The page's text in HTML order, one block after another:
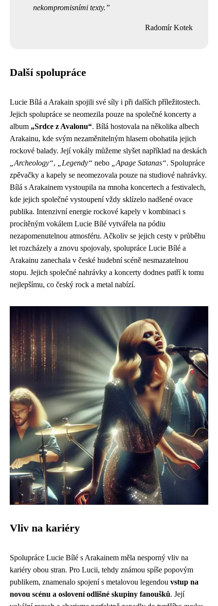
nekompromisními texty.
Radomír Kotek
Další spolupráce
Lucie Bílá a Arakain spojili své síly i při dalších příležitostech.
Jejich spolupráce se neomezila pouze na společné koncerty a
album „Srdce z Avalonu“. Bílá hostovala na několika albech
Arakainu, kde svým nezaměnitelným hlasem obohatila jejich
rockové balady. Její vokály můžeme slyšet například na deskách
„Archeology“, „Legendy“ nebo „Apage Satanas“. Spolupráce
zpěvačky a kapely se neomezovala pouze na studiové nahrávky.
Bílá s Arakainem vystoupila na mnoha koncertech a festivalech,
kde jejich společné vystoupení vždy sklízelo nadšené ovace
publika. Intenzivní energie rockové kapely v kombinaci s
procítěným vokálem Lucie Bílé vytvářela na pódiu
nezapomenutelnou atmosféru. Ačkoliv se jejich cesty v průběhu
let rozcházely a znovu spojovaly, spolupráce Lucie Bílé a
Arakainu zanechala v české hudební scéně nesmazatelnou
stopu. Jejich společné nahrávky a koncerty dodnes patří k tomu
nejlepšímu, co český rock a metal nabízí.
Vliv na kariéry
Spolupráce Lucie Bílé s Arakainem měla nesporný vliv na
kariéry obou stran. Pro Lucii, tehdy známou spíše popovým
publikem, znamenalo spojení s metalovou legendou vstup na
novou scénu a oslovení odlišné skupiny fanoušků. Její